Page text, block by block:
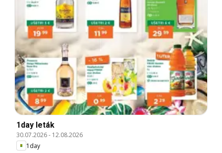
1day leták
30.07.2026- 12.08.2026
1day